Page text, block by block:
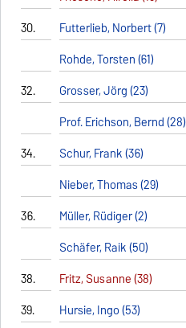
30.
Futterlieb, Norbert (7)
Rohde, Torsten (61)
32.
Grosser, Jörg (23)
Prof. Erichson, Bernd (28)
34.
Schur, Frank (36)
Nieber, Thomas (29)
36.
Müller, Rüdiger (2)
Schäfer, Raik (50)
38.
Fritz, Susanne (38)
39.
Hursie, Ingo (53)